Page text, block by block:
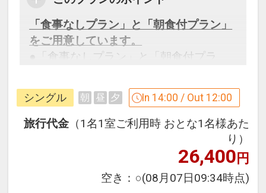
「食事なしプラン」と「朝食付プラン」
をご用意しています。
●「食事なしプラン」と「朝食付プラ
※ご覧のページがどちらかを【食事条
件】の項目でご確認のうえ、予約にお進
み下さい。
設定期間：2026年4月1日～2027年3月
シングル 朝 昼 夕 In 14:00 / Out 12:00
旅行代金 （1名1室ご利用時 おとな1名様あた
り）
26,400円
空き： ○(08月07日09:34時点)